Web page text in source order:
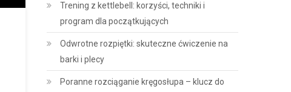
Trening z kettlebell: korzyści, techniki i
program dla początkujących
Odwrotne rozpiętki: skuteczne ćwiczenie na
barki i plecy
Poranne rozciąganie kręgosłupa – klucz do